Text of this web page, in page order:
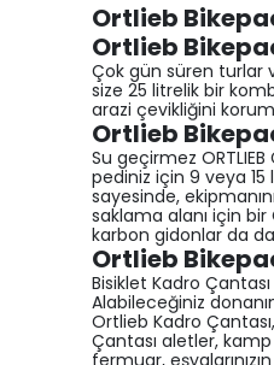
Ortlieb
Ortlieb
Çok gün süren turlar
size 25 litrelik bir
arazi çevikliğini
Ortlieb
Su geçirmez
pediniz için 9 veya 15
sayesinde,
saklama alanı için
karbon gidonlar da
Ortlieb
Bisiklet Kadro
Alabileceğiniz
Ortlieb Kadro
Çantası aletler,